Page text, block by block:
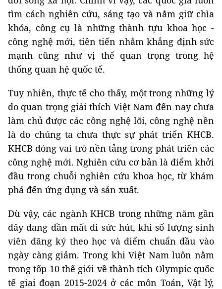
tìm cách nghiên cứu, sáng tạo và nắm giữ chìa
khóa, công cụ là những thành tựu khoa học -
công nghệ mới, tiên tiến nhằm khẳng định sức
mạnh cũng như vị thế quan trọng trong hệ
thống quan hệ quốc tế.
Tuy nhiên, thực tế cho thấy, một trong những lý
do quan trọng giải thích Việt Nam đến nay chưa
làm chủ được các công nghệ lõi, công nghệ nền
là do chúng ta chưa thực sự phát triển KHCB.
KHCB đóng vai trò nền tảng trong phát triển các
công nghệ mới. Nghiên cứu cơ bản là điểm khởi
đầu trong chuỗi nghiên cứu khoa học, từ khám
phá đến ứng dụng và sản xuất.
Dù vậy, các ngành KHCB trong những năm gần
đây đang dần mất đi sức hút, khi số lượng sinh
viên đăng ký theo học và điểm chuẩn đầu vào
ngày càng giảm. Trong khi Việt Nam luôn nằm
trong tốp 10 thế giới về thành tích Olympic quốc
tế giai đoạn 2015-2024 ở các môn Toán, Vật lý,